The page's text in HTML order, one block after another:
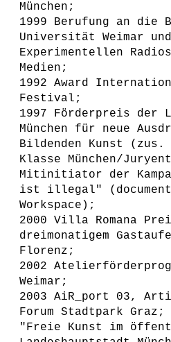
München;
1999 Berufung an die
Universität Weimar
Experimentellen
Medien;
1992 Award
Festival;
1997 Förderpreis der
München für neue
Bildenden Kunst
Klasse München/
Mitinitiator der
ist illegal"
Workspace);
2000 Villa Romana
dreimonatigem
Florenz;
2002
Weimar;
2003 AiR_port 03,
Forum Stadtpark Graz;
"Freie Kunst im